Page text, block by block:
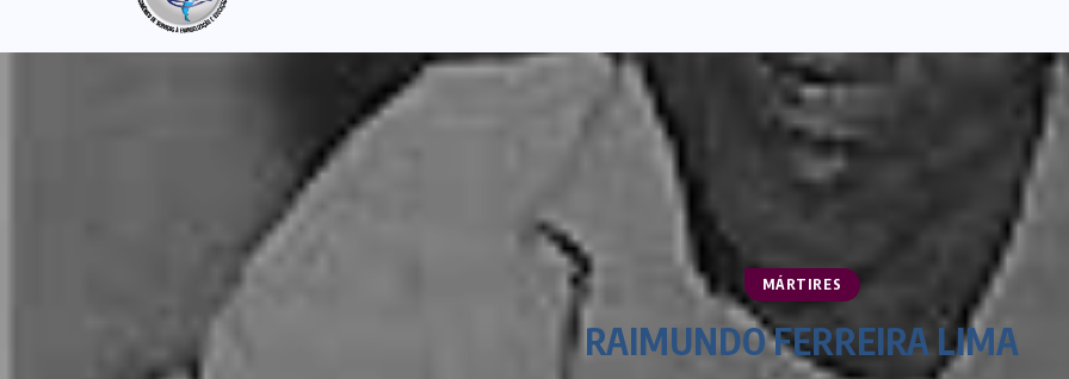
MÁRTIRES
RAIMUNDO FERREIRA LIMA